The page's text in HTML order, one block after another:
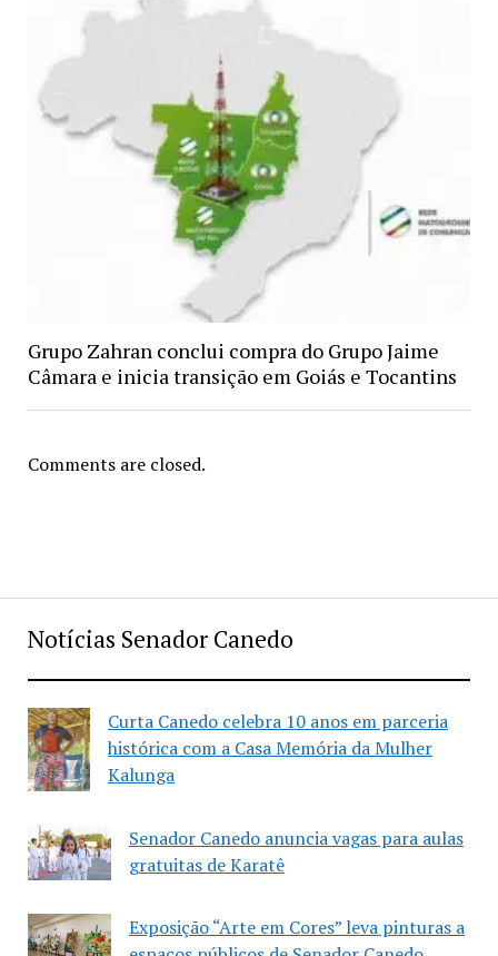
Notícias Senador Canedo
Curta Canedo celebra 10 anos em parceria
histórica com a Casa Memória da Mulher
Kalunga
Senador Canedo anuncia vagas para aulas
gratuitas de Karatê
Exposição “Arte em Cores” leva pinturas a
Grupo Zahran conclui compra do Grupo Jaime
Câmara e inicia transição em Goiás e Tocantins
Comments are closed.